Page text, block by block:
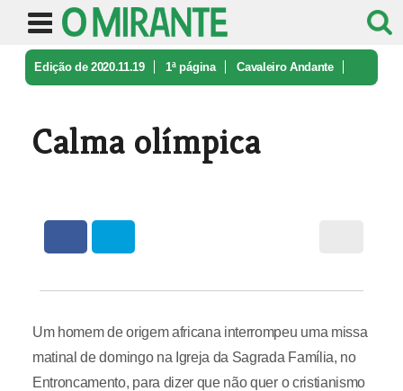
Edição de 2020.11.19 1ª página Cavaleiro Andante
Calma olímpica
Um homem de origem africana interrompeu uma missa
matinal de domingo na Igreja da Sagrada Família, no
Entroncamento, para dizer que não quer o cristianismo